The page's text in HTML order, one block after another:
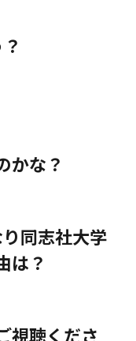
かな？
同志社大学
は？
視聴くださ